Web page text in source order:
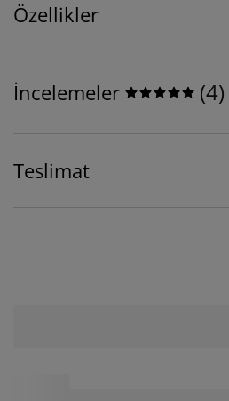
Özellikler
İncelemeler (4)
Teslimat